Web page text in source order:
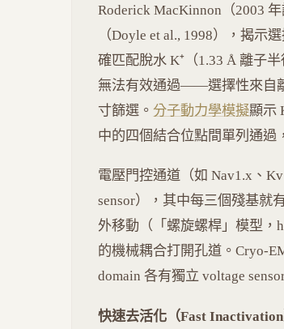
Roderick MacKinnon（2003
（Doyle et al., 1998），揭示
確匹配脫水 K⁺（1.33 Å 離子
無法有效通過——選擇性來自
寸篩選。 分子動力學模擬顯示
中的四個結合位點間單列通過
電壓門控通道（如 Nav1.x、
sensor），其中每三個殘基就
外移動（「螺旋螺桿」模型，
的機械耦合打開孔道。Cryo-
domain 各有獨立 voltage
快速去活化（Fast Inactivation